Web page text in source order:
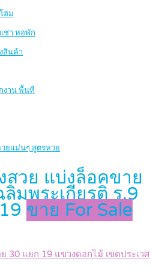
ฮม
ช่า หอพัก
สินค้า
งาน พื้นที่
วยแม่นๆ สูตรหวย
วย แบ่งล็อคขาย
มพระเกียรติ ร.9
ขาย For Sale
30 แยก 19 แขวงดอกไม้ เขตประเวศ